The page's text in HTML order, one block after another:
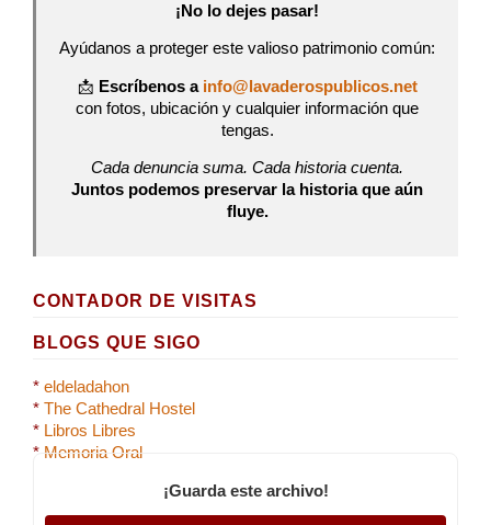
¡No lo dejes pasar!
Ayúdanos a proteger este valioso patrimonio común:
📩 Escríbenos a info@lavaderospublicos.net
con fotos, ubicación y cualquier información que
tengas.
Cada denuncia suma. Cada historia cuenta.
Juntos podemos preservar la historia que aún
fluye.
CONTADOR DE VISITAS
BLOGS QUE SIGO
* eldeladahon
* The Cathedral Hostel
* Libros Libres
* Memoria Oral
¡Guarda este archivo!